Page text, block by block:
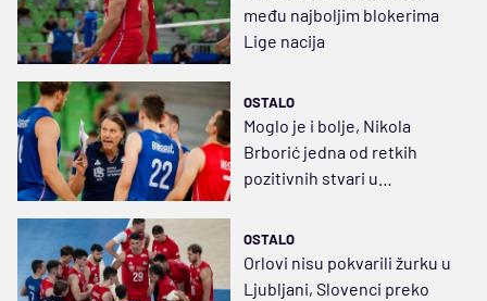
među najboljim blokerima
Lige nacija
OSTALO
Moglo je i bolje, Nikola
Brborić jedna od retkih
pozitivnih stvari u
OSTALO
Orlovi nisu pokvarili žurku u
Ljubljani, Slovenci preko